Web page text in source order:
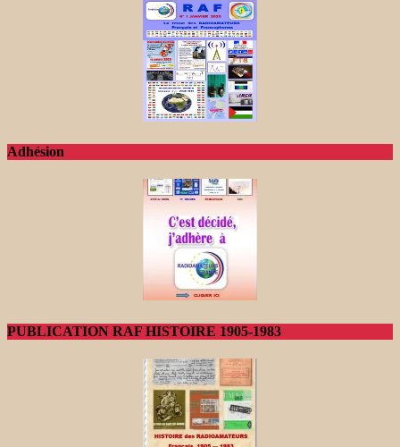
Adhésion
PUBLICATION RAF HISTOIRE 1905-1983